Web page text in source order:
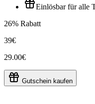
Einlösbar für alle
26% Rabatt
39€
29.00€
Gutschein kaufen